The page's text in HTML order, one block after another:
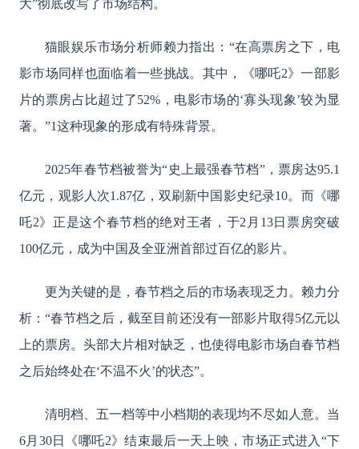
大”彻底改写了市场结构。
猫眼娱乐市场分析师赖力指出： “在高票房之下，电
影市场同样也面临着一些挑战。其中，《哪吒2》一部影
片的票房占比超过了52%，电影市场的‘寡头现象’较为显
著。”1这种现象的形成有特殊背景。
2025年春节档被誉为“史上最强春节档”，票房达95.1
亿元，观影人次1.87亿，双刷新中国影史纪录10。而《哪
吒2》正是这个春节档的绝对王者，于2月13日票房突破
100亿元，成为中国及全亚洲首部过百亿的影片。
更为关键的是，春节档之后的市场表现乏力。赖力分
析：“春节档之后，截至目前还没有一部影片取得5亿元以
上的票房。头部大片相对缺乏，也使得电影市场自春节档
之后始终处在‘不温不火’的状态”。
清明档、五一档等中小档期的表现均不尽如人意。当
6月30日《哪吒2》结束最后一天上映，市场正式进入“下